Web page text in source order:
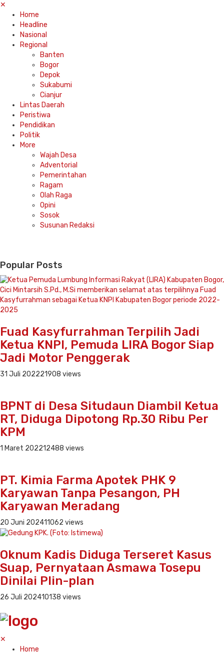
✕
Home
Headline
Nasional
Regional
Banten
Bogor
Depok
Sukabumi
Cianjur
Lintas Daerah
Peristiwa
Pendidikan
Politik
More
Wajah Desa
Adventorial
Pemerintahan
Ragam
Olah Raga
Opini
Sosok
Susunan Redaksi
Popular Posts
Fuad Kasyfurrahman Terpilih Jadi
Ketua KNPI, Pemuda LIRA Bogor Siap
Jadi Motor Penggerak
31 Juli 202221908 views
BPNT di Desa Situdaun Diambil Ketua
RT, Diduga Dipotong Rp.30 Ribu Per
KPM
1 Maret 202212488 views
PT. Kimia Farma Apotek PHK 9
Karyawan Tanpa Pesangon, PH
Karyawan Meradang
20 Juni 202411062 views
Oknum Kadis Diduga Terseret Kasus
Suap, Pernyataan Asmawa Tosepu
Dinilai Plin-plan
26 Juli 202410138 views
✕
Home